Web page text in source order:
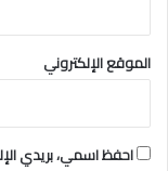
الموقع الإلكتروني
احفظ اسمي، بريدي